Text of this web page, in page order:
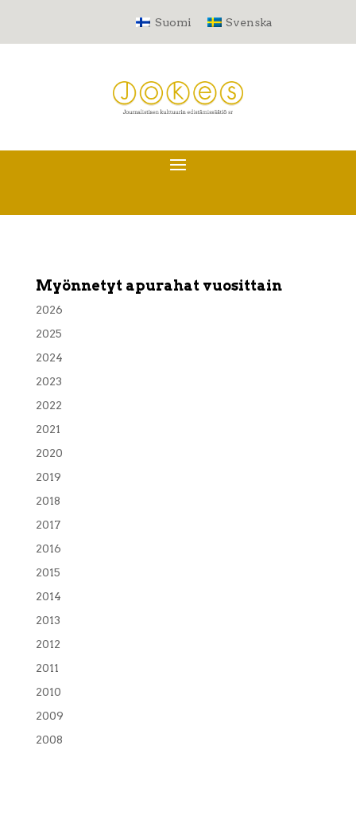
Suomi Svenska
Myönnetyt apurahat vuosittain
2026
2025
2024
2023
2022
2021
2020
2019
2018
2017
2016
2015
2014
2013
2012
2011
2010
2009
2008